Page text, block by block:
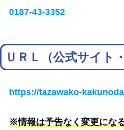
0187-43-3352
ＵＲＬ（公式サイト
https://tazawako-
※情報は予告なく変更にな